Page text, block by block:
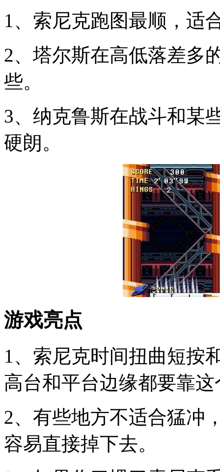
1、索尼克跑图最顺，适
2、塔尔斯在高低落差多
些。
3、纳克鲁斯在战斗和某
硬朗。
游戏亮点
1、索尼克时间扭曲短按
高台和平台边缘都要靠
2、有些地方不适合猛冲
容易直接掉下去。